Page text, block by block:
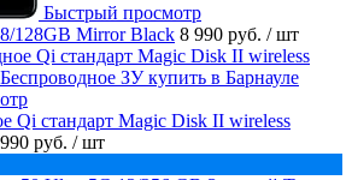
Быстрый просмотр
128GB Mirror Black 8 990 руб. / шт
Qi стандарт Magic Disk II wireless
990 руб. / шт